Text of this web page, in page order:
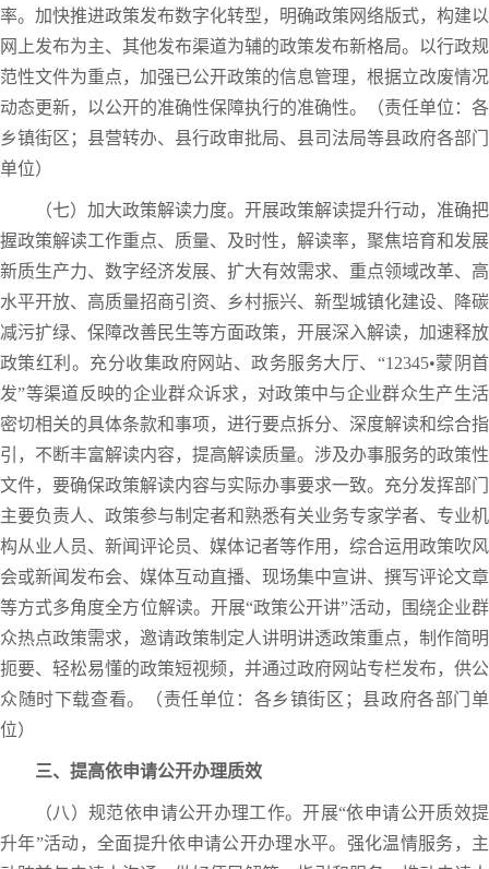
率。加快推进政策发布数字化转型，明确政策网络版式，构建以
网上发布为主、其他发布渠道为辅的政策发布新格局。以行政规
范性文件为重点，加强已公开政策的信息管理，根据立改废情况
动态更新，以公开的准确性保障执行的准确性。（责任单位：各
乡镇街区；县营转办、县行政审批局、县司法局等县政府各部门
单位）
（七）加大政策解读力度。开展政策解读提升行动，准确把
握政策解读工作重点、质量、及时性，解读率，聚焦培育和发展
新质生产力、数字经济发展、扩大有效需求、重点领域改革、高
水平开放、高质量招商引资、乡村振兴、新型城镇化建设、降碳
减污扩绿、保障改善民生等方面政策，开展深入解读，加速释放
政策红利。充分收集政府网站、政务服务大厅、“12345•蒙阴首
发”等渠道反映的企业群众诉求，对政策中与企业群众生产生活
密切相关的具体条款和事项，进行要点拆分、深度解读和综合指
引，不断丰富解读内容，提高解读质量。涉及办事服务的政策性
文件，要确保政策解读内容与实际办事要求一致。充分发挥部门
主要负责人、政策参与制定者和熟悉有关业务专家学者、专业机
构从业人员、新闻评论员、媒体记者等作用，综合运用政策吹风
会或新闻发布会、媒体互动直播、现场集中宣讲、撰写评论文章
等方式多角度全方位解读。开展“政策公开讲”活动，围绕企业群
众热点政策需求，邀请政策制定人讲明讲透政策重点，制作简明
扼要、轻松易懂的政策短视频，并通过政府网站专栏发布，供公
众随时下载查看。（责任单位：各乡镇街区；县政府各部门单
位）
三、提高依申请公开办理质效
（八）规范依申请公开办理工作。开展“依申请公开质效提
升年”活动，全面提升依申请公开办理水平。强化温情服务，主